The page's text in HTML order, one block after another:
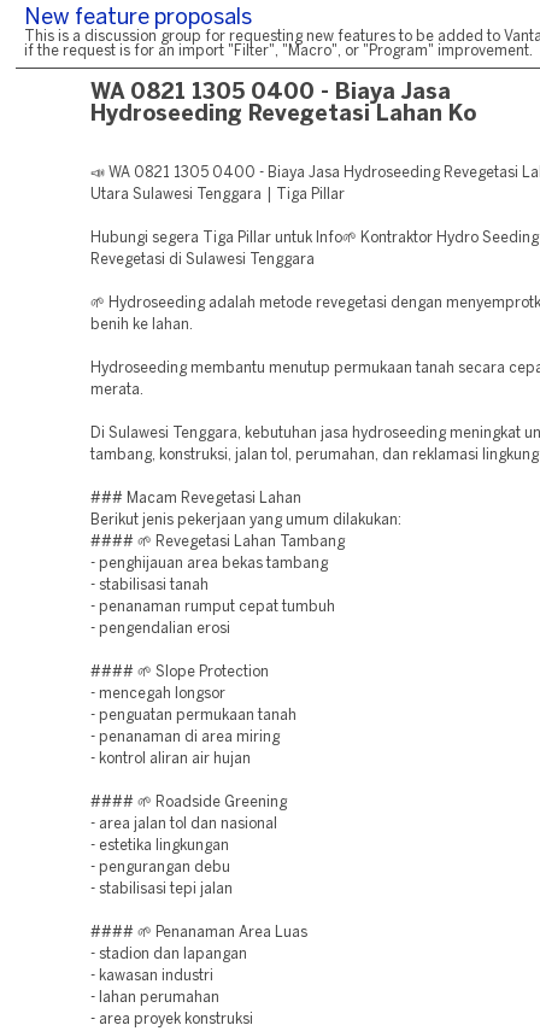
New feature proposals
This is a discussion group for requesting new features to be added to
if the request is for an import "Filter", "Macro", or "Program" improvement.
WA 0821 1305 0400 - Biaya Jasa
Hydroseeding Revegetasi Lahan Ko
📣 WA 0821 1305 0400 - Biaya Jasa Hydroseeding Revegetasi
Utara Sulawesi Tenggara | Tiga Pillar
Hubungi segera Tiga Pillar untuk Info🌱 Kontraktor Hydro
Revegetasi di Sulawesi Tenggara
🌱 Hydroseeding adalah metode revegetasi dengan
benih ke lahan.
Hydroseeding membantu menutup permukaan tanah secara
merata.
Di Sulawesi Tenggara, kebutuhan jasa hydroseeding meningkat
tambang, konstruksi, jalan tol, perumahan, dan reklamasi
### Macam Revegetasi Lahan
Berikut jenis pekerjaan yang umum dilakukan:
#### 🌱 Revegetasi Lahan Tambang
- penghijauan area bekas tambang
- stabilisasi tanah
- penanaman rumput cepat tumbuh
- pengendalian erosi
#### 🌱 Slope Protection
- mencegah longsor
- penguatan permukaan tanah
- penanaman di area miring
- kontrol aliran air hujan
#### 🌱 Roadside Greening
- area jalan tol dan nasional
- estetika lingkungan
- pengurangan debu
- stabilisasi tepi jalan
#### 🌱 Penanaman Area Luas
- stadion dan lapangan
- kawasan industri
- lahan perumahan
- area proyek konstruksi